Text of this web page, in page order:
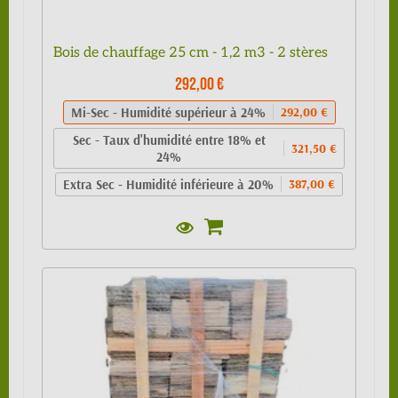
Bois de chauffage 25 cm - 1,2 m3 - 2 stères
292,00 €
Mi-Sec - Humidité supérieur à 24% 292,00 €
Sec - Taux d'humidité entre 18% et
24%
321,50 €
Extra Sec - Humidité inférieure à 20% 387,00 €